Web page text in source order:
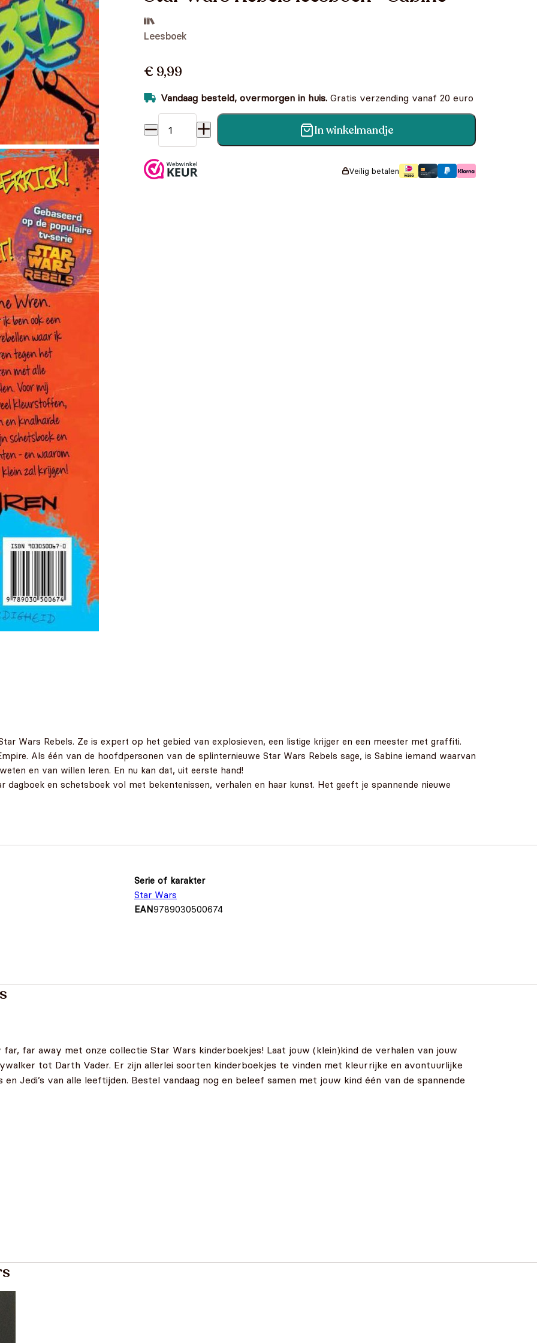
Leesboek
€ 9,99
Vandaag besteld, overmorgen in huis. Gratis verzending vanaf 20 euro
Star Wars Rebels leesboek - Sabine aantalIn winkelmandje
Veilig betalen
Wars Rebels. Ze is expert op het gebied van explosieven, een listige krijger en een meester met graffiti.
Als één van de hoofdpersonen van de splinternieuwe Star Wars Rebels sage, is Sabine iemand waarvan
en van willen leren. En nu kan dat, uit eerste hand!
dagboek en schetsboek vol met bekentenissen, verhalen en haar kunst. Het geeft je spannende nieuwe
Serie of karakter
Star Wars
EAN9789030500674
far away met onze collectie Star Wars kinderboekjes! Laat jouw (klein)kind de verhalen van jouw
tot Darth Vader. Er zijn allerlei soorten kinderboekjes te vinden met kleurrijke en avontuurlijke
Jedi’s van alle leeftijden. Bestel vandaag nog en beleef samen met jouw kind één van de spannende